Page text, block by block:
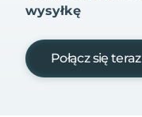
wysyłkę
Połącz się teraz